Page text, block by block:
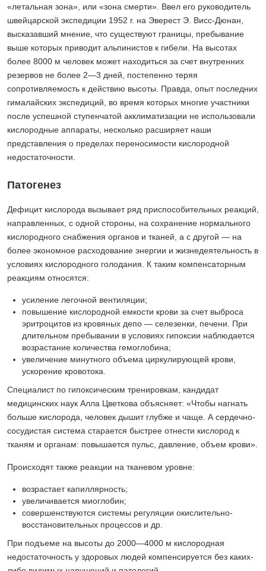
«летальная зона», или «зона смерти». Ввел его руководитель
швейцарской экспедиции 1952 г. на Эверест Э. Висс-Дюнан,
высказавший мнение, что существуют границы, пребывание
выше которых приводит альпинистов к гибели. На высотах
более 8000 м человек может находиться за счет внутренних
резервов не более 2—3 дней, постепенно теряя
сопротивляемость к действию высоты. Правда, опыт последних
гималайских экспедиций, во время которых многие участники
после успешной ступенчатой акклиматизации не использовали
кислородные аппараты, несколько расширяет наши
представления о пределах переносимости кислородной
недостаточности.
Патогенез
Дефицит кислорода вызывает ряд приспособительных реакций,
направленных, с одной стороны, на сохранение нормального
кислородного снабжения органов и тканей, а с другой — на
более экономное расходование энергии и жизнедеятельность в
условиях кислородного голодания. К таким компенсаторным
реакциям относятся:
усиление легочной вентиляции;
повышение кислородной емкости крови за счет выброса
эритроцитов из кровяных депо — селезенки, печени. При
длительном пребывании в условиях гипоксии наблюдается
возрастание количества гемоглобина;
увеличение минутного объема циркулирующей крови,
ускорение кровотока.
Специалист по гипоксическим тренировкам, кандидат
медицинских наук Алла Цветкова объясняет: «Чтобы нагнать
больше кислорода, человек дышит глубже и чаще. А сердечно-
сосудистая система старается быстрее отнести кислород к
тканям и органам: повышается пульс, давление, объем крови».
Происходят также реакции на тканевом уровне:
возрастает капиллярность;
увеличивается миоглобин;
совершенствуются системы регуляции окислительно-
восстановительных процессов и др.
При подъеме на высоты до 2000—4000 м кислородная
недостаточность у здоровых людей компенсируется без каких-